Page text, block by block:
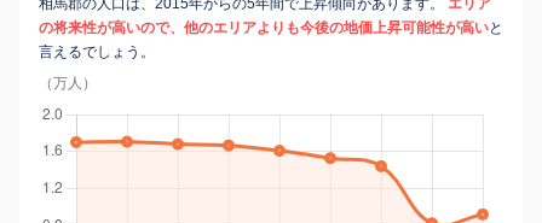
相馬郡の人口は、2015年からの5年間で上昇傾向があります。
エリア
の将来性が高いので、他のエリアよりも今後の地価上昇可能性が高いと
言えるでしょう。
（万人）